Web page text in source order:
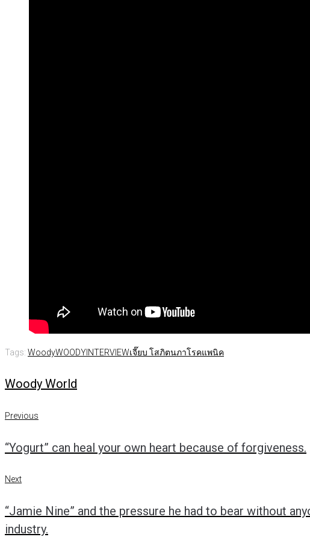
Tags: WoodyWOODYINTERVIEWเจี๊ยบ โสภิตนภาโรคแพนิค
Woody World
Post
navigation
Previous
Previous
“Yogurt” can heal your own heart because of forgiveness.
Next
Next
“Jamie Nine” and the pressure he had to bear without
industry.